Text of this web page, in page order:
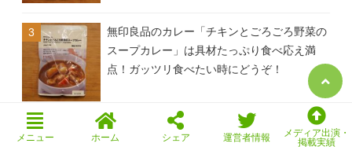
無印良品のカレー「チキンとごろごろ野菜の
スープカレー」は具材たっぷり食べ応え満
点！ガッツリ食べたい時にどうぞ！
無印良品の「牛ばら肉の大盛りカレー」は大
メニュー ホーム シェア 運営者情報
メディア出演・
掲載実績